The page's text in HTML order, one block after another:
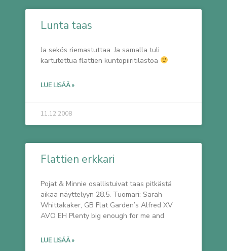
Lunta taas
Ja sekös riemastuttaa. Ja samalla tuli
kartutettua flattien kuntopiiritilastoa
LUE LISÄÄ »
11.12.2008
Flattien erkkari
Pojat & Minnie osallistuivat taas pitkästä
aikaa näyttelyyn 28.5. Tuomari: Sarah
Whittakaker, GB Flat Garden’s Alfred XV
AVO EH Plenty big enough for me and
LUE LISÄÄ »